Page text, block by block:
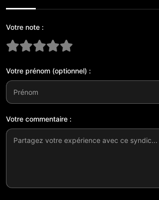
Votre note :
Votre prénom (optionnel) :
Votre commentaire :